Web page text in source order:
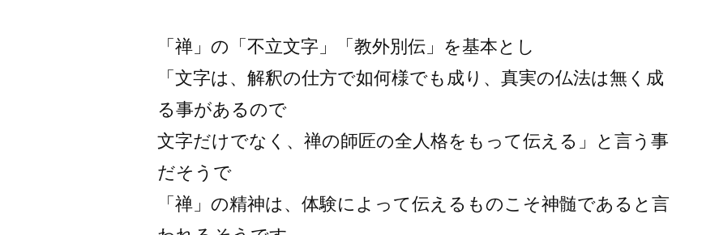
「禅」の「不立文字」「教外別伝」を基本とし
「文字は、解釈の仕方で如何様でも成り、真実の仏法は無く成
る事があるので
文字だけでなく、禅の師匠の全人格をもって伝える」と言う事
だそうで
「禅」の精神は、体験によって伝えるものこそ神髄であると言